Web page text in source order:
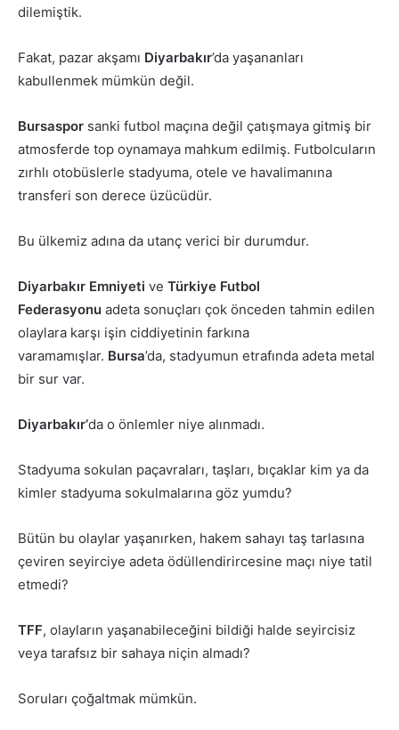
dilemiştik.
Fakat, pazar akşamı Diyarbakır’da yaşananları
kabullenmek mümkün değil.
Bursaspor sanki futbol maçına değil çatışmaya gitmiş bir
atmosferde top oynamaya mahkum edilmiş. Futbolcuların
zırhlı otobüslerle stadyuma, otele ve havalimanına
transferi son derece üzücüdür.
Bu ülkemiz adına da utanç verici bir durumdur.
Diyarbakır Emniyeti ve Türkiye Futbol
Federasyonu adeta sonuçları çok önceden tahmin edilen
olaylara karşı işin ciddiyetinin farkına
varamamışlar. Bursa’da, stadyumun etrafında adeta metal
bir sur var.
Diyarbakır’da o önlemler niye alınmadı.
Stadyuma sokulan paçavraları, taşları, bıçaklar kim ya da
kimler stadyuma sokulmalarına göz yumdu?
Bütün bu olaylar yaşanırken, hakem sahayı taş tarlasına
çeviren seyirciye adeta ödüllendirircesine maçı niye tatil
etmedi?
TFF, olayların yaşanabileceğini bildiği halde seyircisiz
veya tarafsız bir sahaya niçin almadı?
Soruları çoğaltmak mümkün.